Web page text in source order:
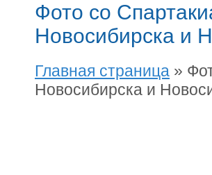
Фото со
Новосибирска и
Главная страница »
Новосибирска и